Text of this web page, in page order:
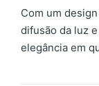
Com um
difusão da luz
elegância em